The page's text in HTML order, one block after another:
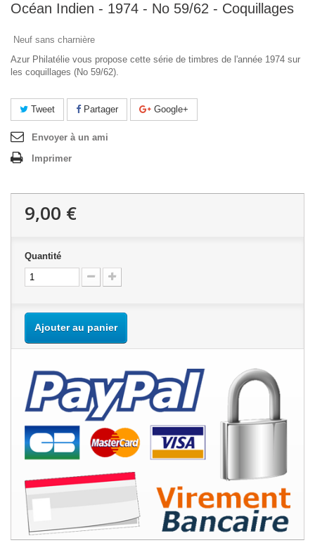
Océan Indien - 1974 - No 59/62 - Coquillages
Neuf sans charnière
Azur Philatélie vous propose cette série de timbres de l'année 1974 sur
les coquillages (No 59/62).
Tweet Partager Google+
Envoyer à un ami
Imprimer
9,00 €
Quantité
Ajouter au panier